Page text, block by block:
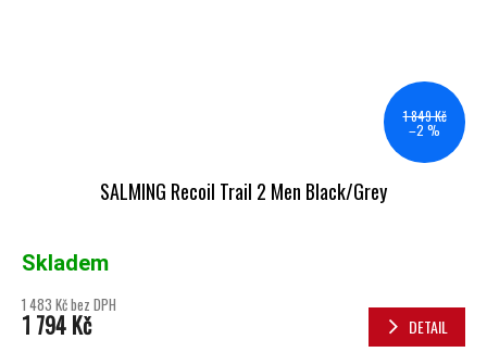
1 849 Kč
–2 %
SALMING Recoil Trail 2 Men Black/Grey
Skladem
1 483 Kč bez DPH
1 794 Kč DETAIL